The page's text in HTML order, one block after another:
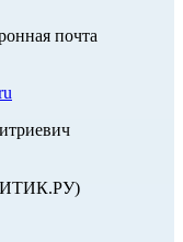
почта